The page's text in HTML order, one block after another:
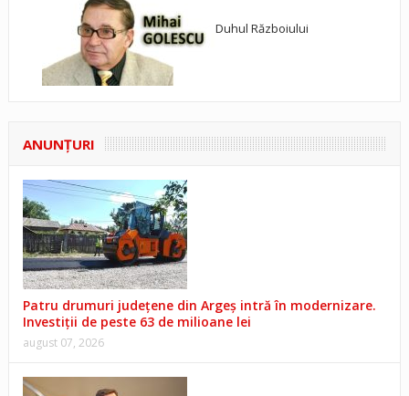
Duhul Războiului
ANUNŢURI
Patru drumuri județene din Argeș intră în modernizare.
Investiții de peste 63 de milioane lei
august 07, 2026